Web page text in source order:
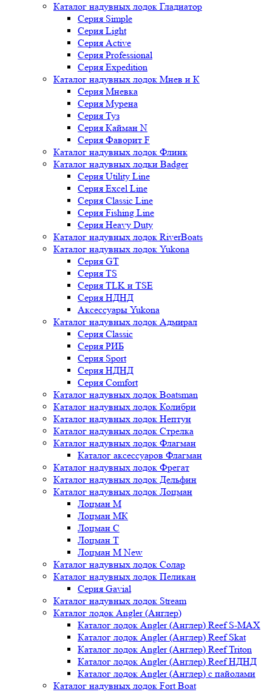
Каталог надувных лодок Гладиатор
Серия Simple
Серия Light
Серия Active
Серия Professional
Серия Expedition
Каталог надувных лодок Мнев и К
Серия Мневка
Серия Мурена
Серия Туз
Серия Кайман N
Серия Фаворит F
Каталог надувных лодок Флинк
Каталог надувных лодки Badger
Серия Utility Line
Серия Excel Line
Серия Classic Line
Серия Fishing Line
Серия Heavy Duty
Каталог надувных лодок RiverBoats
Каталог надувных лодок Yukona
Серия GT
Серия TS
Серия TLK и TSE
Серия НДНД
Аксессуары Yukona
Каталог надувных лодок Адмирал
Серия Classic
Серия РИБ
Серия Sport
Серия НДНД
Серия Comfort
Каталог надувных лодок Boatsman
Каталог надувных лодок Колибри
Каталог надувных лодок Нептун
Каталог надувных лодок Стрелка
Каталог надувных лодок Флагман
Каталог аксессуаров Флагман
Каталог надувных лодок Фрегат
Каталог надувных лодок Дельфин
Каталог надувных лодок Лоцман
Лоцман М
Лоцман МК
Лоцман С
Лоцман Т
Лоцман М New
Каталог надувных лодок Солар
Каталог надувных лодок Пеликан
Серия Gavial
Каталог надувных лодок Stream
Каталог лодок Angler (Англер)
Каталог лодок Angler (Англер) Reef S-MAX
Каталог лодок Angler (Англер) Reef Skat
Каталог лодок Angler (Англер) Reef Triton
Каталог лодок Angler (Англер) Reef НДНД
Каталог лодок Angler (Англер) с пайолами
Каталог надувных лодок Fort Boat